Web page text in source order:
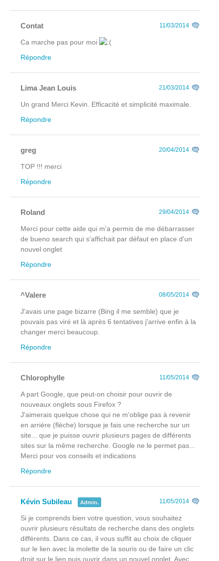
Contat 11/03/2014
Ca marche pas pour moi
Répondre
Lima Jean Louis 21/03/2014
Un grand Merci Kevin. Efficacité et simplicité maximale.
Répondre
greg 20/04/2014
TOP !!! merci
Répondre
Roland 29/04/2014
Merci pour cette aide qui m'a permis de me débarrasser
de bueno search qui s'affichait par défaut en place d'un
nouvel onglet
Répondre
^Valere 08/05/2014
J'avais une page bizarre (Bing il me semble) que je
pouvais pas viré et là après 6 tentatives j'arrive enfin à la
changer merci beaucoup.
Répondre
Chlorophylle 11/05/2014
A part Google, que peut-on choisir pour ouvrir de
nouveaux onglets sous Firefox ?
J'aimerais quelque chose qui ne m'oblige pas à revenir
en arrière (flèche) lorsque je fais une recherche sur un
site... que je puisse ouvrir plusieurs pages de différents
sites sur la même recherche. Google ne le permet pas...
Merci pour vos conseils et indications
Répondre
Kévin Subileau Admin. 11/05/2014
Si je comprends bien votre question, vous souhaitez
ouvrir plusieurs résultats de recherche dans des onglets
différents. Dans ce cas, il vous suffit au choix de cliquer
sur le lien avec la molette de la souris ou de faire un clic
droit sur le lien puis ouvrir dans un nouvel onglet. Avec